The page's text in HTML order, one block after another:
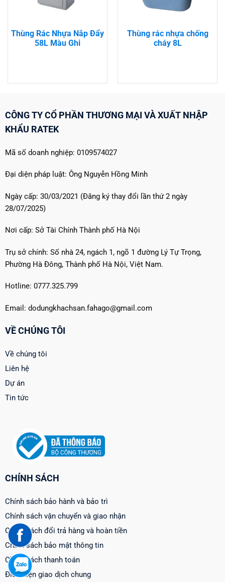
Thùng Rác Nhựa Nắp Đẩy
58L Màu Ghi
Thùng rác nhựa chống
cháy 8L
CÔNG TY CỔ PHẦN THƯƠNG MẠI VÀ XUẤT NHẬP
KHẨU RATEK
Mã số doanh nghiệp: 0109574027
Đại diện pháp luật: Ông Nguyễn Hồng Minh
Ngày cấp: 30/03/2021 (Đăng ký thay đổi lần thứ 2 ngày
28/07/2025)
Nơi cấp: Sở Tài Chính Thành phố Hà Nội
Trụ sở chính: Số nhà 24, ngách 1, ngõ 1 đường Lý Tự Trọng,
Phường Hà Đông, Thành phố Hà Nội, Việt Nam.
Hotline: 0777.325.799
Email: dodungkhachsan.fahago@gmail.com
VỀ CHÚNG TÔI
Về chúng tôi
Liên hệ
Dự án
Tin tức
CHÍNH SÁCH
Chính sách bảo hành và bảo trì
Chính sách vận chuyển và giao nhận
Chính sách đổi trả hàng và hoàn tiền
Chính sách bảo mật thông tin
Chính sách thanh toán
Điều kiện giao dịch chung